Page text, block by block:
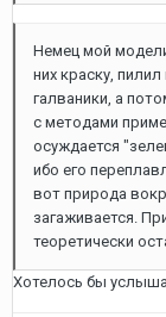
Немец мой
них краску,
галваники, а
с методами
осуждается
ибо его
вот природа
загаживается.
теоретически
Хотелось бы